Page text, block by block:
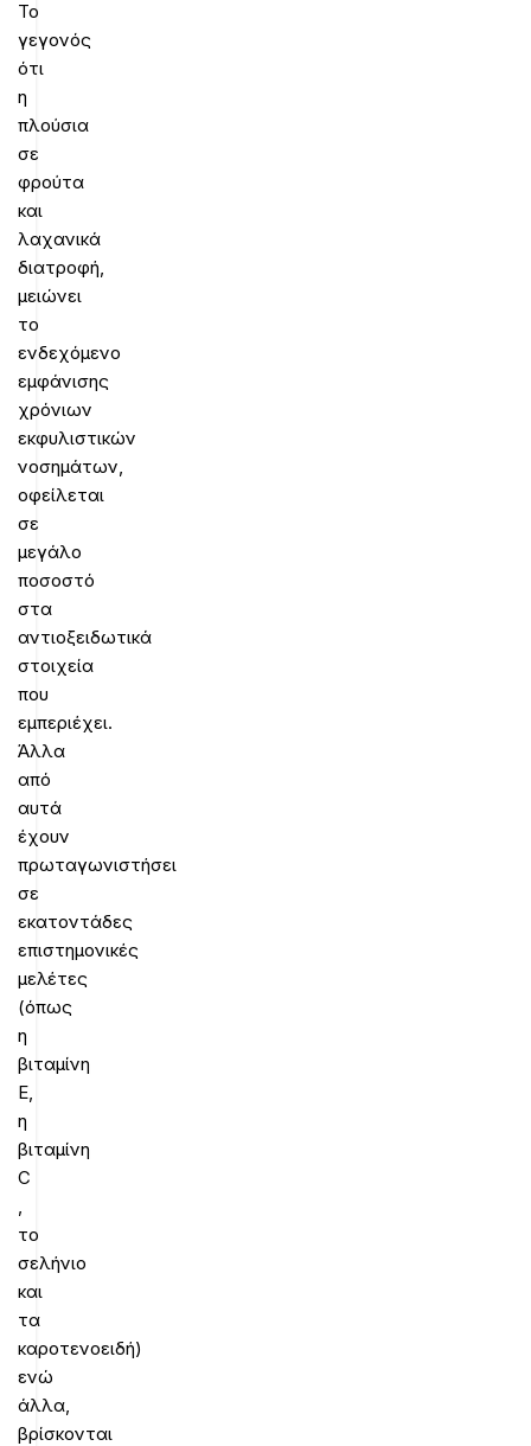
Το
γεγονός
ότι
η
πλούσια
σε
φρούτα
και
λαχανικά
διατροφή,
μειώνει
το
ενδεχόμενο
εμφάνισης
χρόνιων
εκφυλιστικών
νοσημάτων,
οφείλεται
σε
μεγάλο
ποσοστό
στα
αντιοξειδωτικά
στοιχεία
που
εμπεριέχει.
Άλλα
από
αυτά
έχουν
πρωταγωνιστήσει
σε
εκατοντάδες
επιστημονικές
μελέτες
(όπως
η
βιταμίνη
Ε,
η
βιταμίνη
C
,
το
σελήνιο
και
τα
καροτενοειδή)
ενώ
άλλα,
βρίσκονται